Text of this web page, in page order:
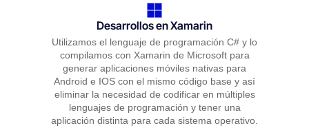
Desarrollos en Xamarin
Utilizamos el lenguaje de programación C# y lo
compilamos con Xamarin de Microsoft para
generar aplicaciones móviles nativas para
Android e IOS con el mismo código base y así
eliminar la necesidad de codificar en múltiples
lenguajes de programación y tener una
aplicación distinta para cada sistema operativo.